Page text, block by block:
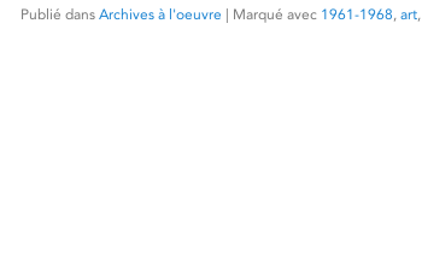
Publié dans Archives à l'oeuvre | Marqué avec 1961-1968, art,